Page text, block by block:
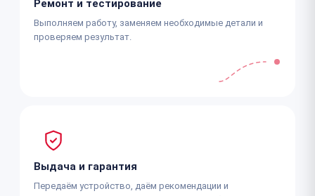
Ремонт и тестирование
Выполняем работу, заменяем необходимые детали и
проверяем результат.
Выдача и гарантия
Передаём устройство, даём рекомендации и